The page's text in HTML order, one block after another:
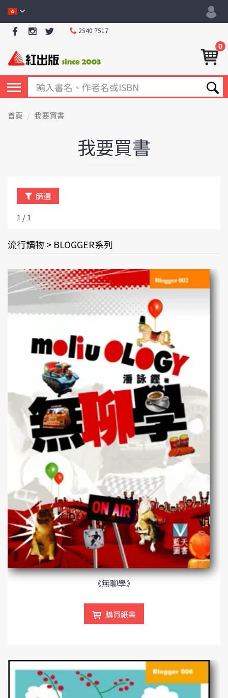
2540 7517
0
首頁 我要買書
我要買書
篩選
1 / 1
流行讀物 > BLOGGER系列
《無聊學》
購買紙書